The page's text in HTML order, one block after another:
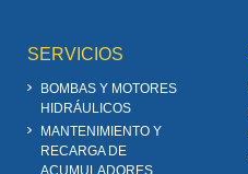
SERVICIOS
BOMBAS Y MOTORES
HIDRÁULICOS
MANTENIMIENTO Y
RECARGA DE
ACUMULADORES